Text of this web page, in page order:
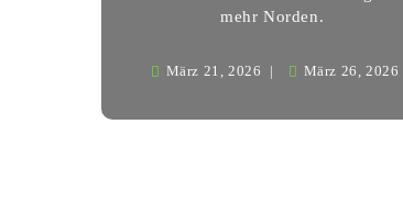
mehr Norden.
März 21, 2026 März 26, 2026